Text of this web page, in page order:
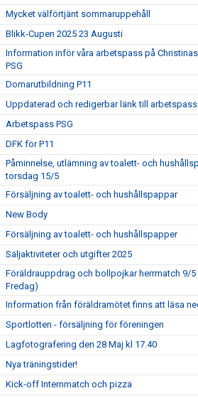
Mycket välförtjänt sommaruppehåll
Blikk-Cupen 2025 23 Augusti
Information inför våra arbetspass på
PSG
Domarutbildning P11
Uppdaterad och redigerbar länk till arbetspass
Arbetspass PSG
DFK för P11
Påminnelse, utlämning av toalett- och
torsdag 15/5
Försäljning av toalett- och hushållspappar
New Body
Försäljning av toalett- och hushållspapper
Säljaktiviteter och utgifter 2025
Föräldrauppdrag och bollpojkar herrmatch 9/5
Fredag)
Information från föräldramötet finns att läsa
Sportlotten - försäljning för föreningen
Lagfotografering den 28 Maj kl 17.40
Nya träningstider!
Kick-off Internmatch och pizza